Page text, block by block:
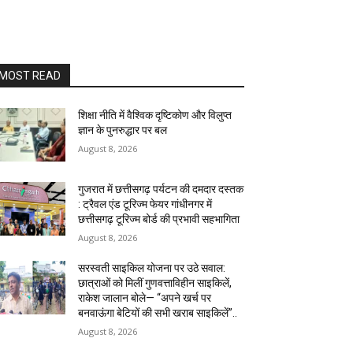
READ
शिक्षा नीति में वैश्विक दृष्टिकोण और विलुप्त
ज्ञान के पुनरुद्धार पर बल
August 8, 2026
गुजरात में छत्तीसगढ़ पर्यटन की दमदार दस्तक
: ट्रैवल एंड टूरिज्म फेयर गांधीनगर में
छत्तीसगढ़ टूरिज्म बोर्ड की प्रभावी सहभागिता
August 8, 2026
सरस्वती साइकिल योजना पर उठे सवाल:
छात्राओं को मिलीं गुणवत्ताविहीन साइकिलें,
राकेश जालान बोले— “अपने खर्च पर
बनवाऊंगा बेटियों की सभी खराब साइकिलें”..
August 8, 2026